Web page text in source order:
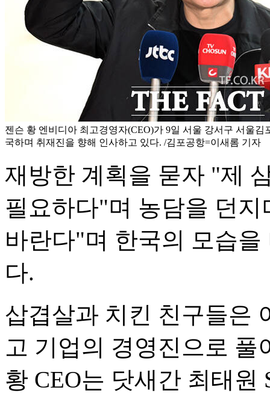
젠슨 황 엔비디아 최고경영자(CEO)가 9일 서울 강서구 서울
국하며 취재진을 향해 인사하고 있다. /김포공항=이새롬 기자
재방한 계획을 묻자 "제
필요하다"며 농담을 던
바란다"며 한국의 모습
다.
삽겹살과 치킨 친구들은
고 기업의 경영진으로 풀
황 CEO는 닷새간 최태